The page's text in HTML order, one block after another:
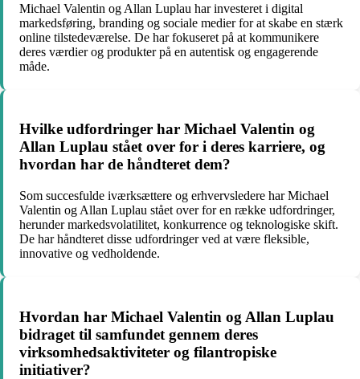
Michael Valentin og Allan Luplau har investeret i digital
markedsføring, branding og sociale medier for at skabe en stærk
online tilstedeværelse. De har fokuseret på at kommunikere
deres værdier og produkter på en autentisk og engagerende
måde.
Hvilke udfordringer har Michael Valentin og
Allan Luplau stået over for i deres karriere, og
hvordan har de håndteret dem?
Som succesfulde iværksættere og erhvervsledere har Michael
Valentin og Allan Luplau stået over for en række udfordringer,
herunder markedsvolatilitet, konkurrence og teknologiske skift.
De har håndteret disse udfordringer ved at være fleksible,
innovative og vedholdende.
Hvordan har Michael Valentin og Allan Luplau
bidraget til samfundet gennem deres
virksomhedsaktiviteter og filantropiske
initiativer?